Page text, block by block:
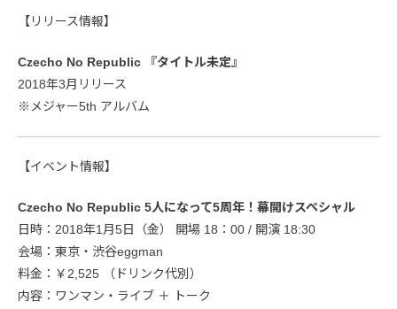
【リリース情報】
Czecho No Republic 『タイトル未定』
2018年3月リリース
※メジャー5th アルバム
【イベント情報】
Czecho No Republic 5人になって5周年！幕開けスペシャル
日時：2018年1月5日（金） 開場 18：00 / 開演 18:30
会場：東京・渋谷eggman
料金：￥2,525 （ドリンク代別）
内容：ワンマン・ライブ ＋ トーク